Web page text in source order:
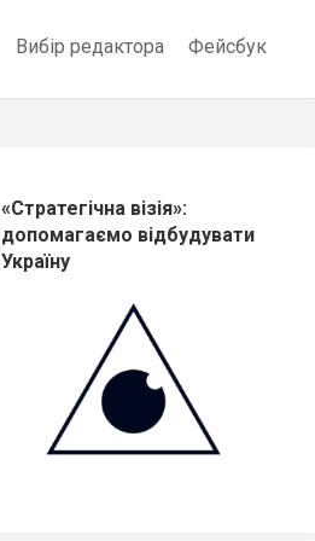
Вибір редактора Фейсбук
«Стратегічна візія»:
допомагаємо відбудувати
Україну